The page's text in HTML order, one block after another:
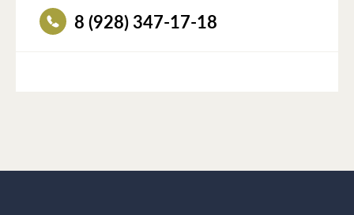
8 (928) 347-17-18